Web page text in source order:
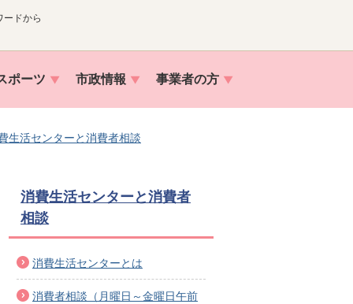
ードから
ポーツ 市政情報 事業者の方
生活センターと消費者相談
消費生活センターと消費者
相談
消費生活センターとは
消費者相談（月曜日～金曜日午前